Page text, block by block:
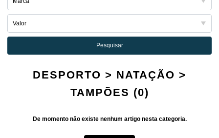
Pesquisar
DESPORTO > NATAÇÃO >
TAMPÕES (0)
De momento não existe nenhum artigo nesta categoria.